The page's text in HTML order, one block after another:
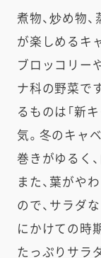
煮物、炒め物
が楽しめるキ
ブロッコリー
ナ科の野菜で
るものは「新
気。冬のキャ
巻きがゆるく
また、葉がや
ので、サラダ
にかけての時
たっぷりサラ